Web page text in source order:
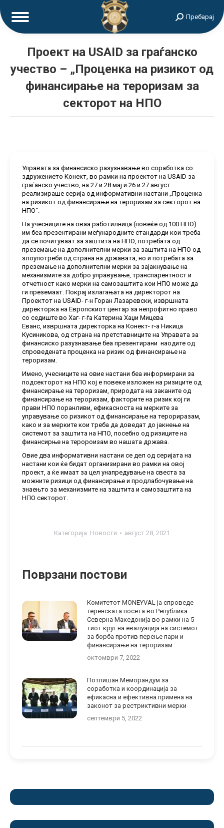
Search:Пребарај
Проект на USAID за граѓанско
учество – „Проценка на ризикот од
финансирање на тероризам за
секторот на НПО
Управата за финансиско разузнавање во соработка со
здружението Конект, во рамки на проектот на USAID за
граѓанско учество, на 27 и 28 мај и 26 и 27 август
реализираше серија од информативни настани „Проценка
на ризикот од финансирање на тероризам за секторот на
НПО“.
На учесниците на оваа работилница (повеќе од 100 НПО)
им беа презентирани меѓународните стандарди кои треба
да се почитуваат за заштита на НПО, потребата од
преземање на дополнителни мерки за заштита на НПО од
злоупотреби од страна на државата, но и потребата за
преземање на дополнителни мерки за зајакнување на
механизмите за добро управување, транспарентност и
отчетност како мерки на самозаштита кои НПО може да
ги преземаат. Покрај излагањата на директорот на
Проектот на USAID- г-н Горан Лазаревски, извршната
директорка на Европскиот центар за непрофитно право
со седиште во Хаг- г-ѓа Катерина Хаџи Мицева
Еванс, извршната директорка на Конект- г-а Никица
Кусиникова, од страна на претставниците на Управата за
финансиско разузнавање беа презентирани наодите од
спроведената проценка на ризик од финансирање на
тероризам.
Имено, учесниците на овие настани беа информирани за
подсекторот на НПО кој е повеке изложен на ризиците од
финансирање на тероризам, природата на заканите од
финансирање на тероризам, факторите на ризик кој ги
прави НПО поранливи, ефикасноста на мерките за
управување со ризикот од финансирање на терориразам,
како и за мерките кои треба да доведат до јакнење на
системот за заштита на НПО, посебно од ризиците на
финансирње на теророизам во нашата држава.
Овие два информативни настани се дел од серијата на
настани кои ќе бидат организирани во рамки на овој
проект, а ќе имаат за цел унапредување на свеста за
можните ризици од финансирање и продлабочување на
знаењто за механизмите на заштита и самозаштита на
НПО секторот.
Категорија: Новости август 28, 2021
Поврзани постови
Комитетот MONEYVAL ја спроведе
теренската посета во Република
Северна Македонија во рамки на 5-
тиот круг на евалуација на системот
за борба против перење пари и
финансирање на тероризам
октомври 7, 2022
Потпишан Меморандум за
соработка и координација за
ефикасна и ефективна примена на
законот за рестриктивни мерки
септември 5, 2022